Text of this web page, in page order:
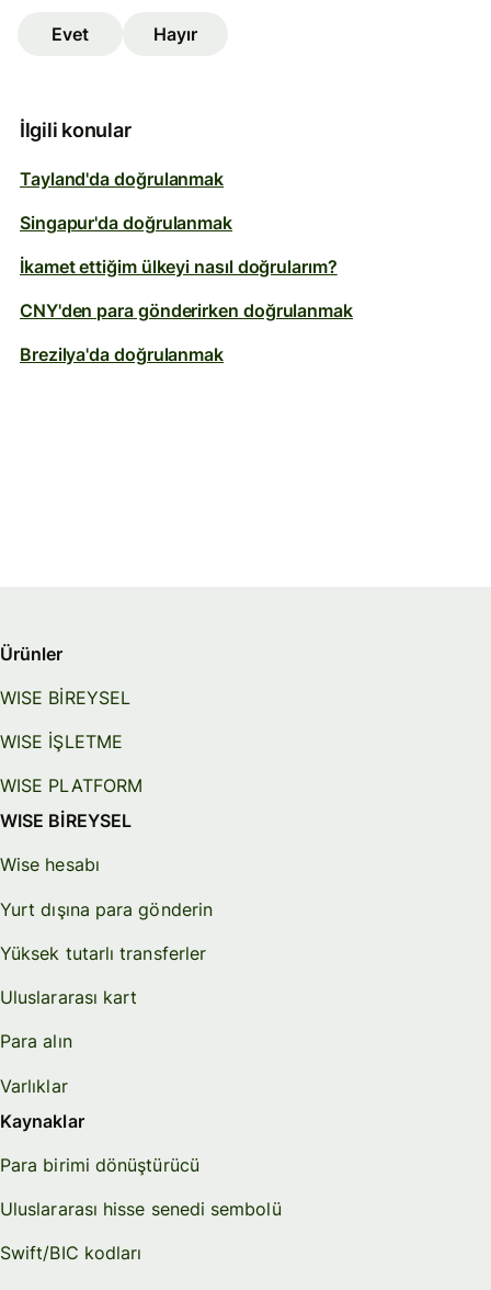
Evet Hayır
İlgili konular
Tayland'da doğrulanmak
Singapur'da doğrulanmak
İkamet ettiğim ülkeyi nasıl doğrularım?
CNY'den para gönderirken doğrulanmak
Brezilya'da doğrulanmak
Ürünler
WISE BİREYSEL
WISE İŞLETME
WISE PLATFORM
WISE BİREYSEL
Wise hesabı
Yurt dışına para gönderin
Yüksek tutarlı transferler
Uluslararası kart
Para alın
Varlıklar
Kaynaklar
Para birimi dönüştürücü
Uluslararası hisse senedi sembolü
Swift/BIC kodları